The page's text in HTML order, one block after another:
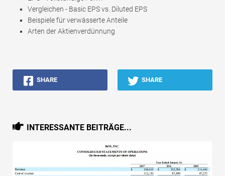
Vergleichen - Basic EPS vs. Diluted EPS
Beispiele für verwässerte Anteile
Arten der Aktienverdünnung
SHARE SHARE
INTERESSANTE BEITRÄGE...